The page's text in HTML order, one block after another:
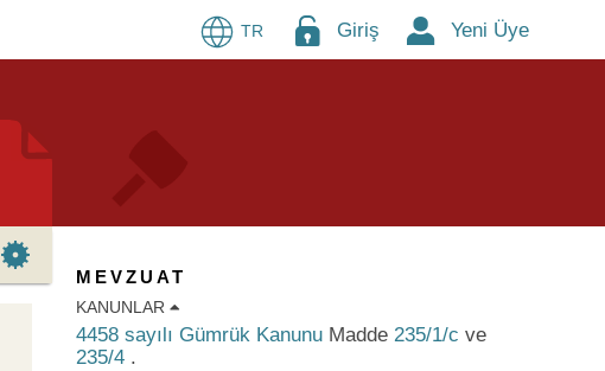
TR Giriş Yeni Üye
MEVZUAT
KANUNLAR
4458 sayılı Gümrük Kanunu Madde 235/1/c ve
235/4 .